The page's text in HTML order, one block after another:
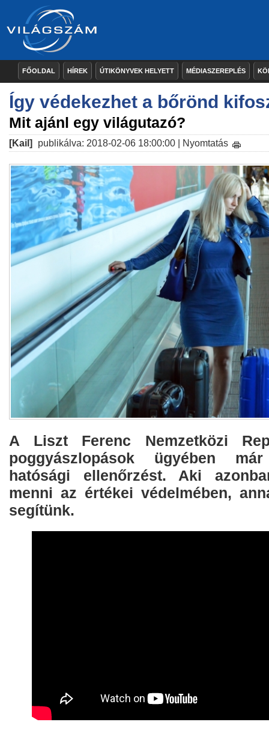
FŐOLDAL HÍREK ÚTIKÖNYVEK HELYETT MÉDIASZEREPLÉS
Így védekezhet a bőrönd
Mit ajánl egy világutazó?
[Kail] publikálva: 2018-02-06 18:00:00 | Nyomtatás
A Liszt Ferenc Nemzetközi
poggyászlopások ügyében
hatósági ellenőrzést. Aki
menni az értékei védelmében,
segítünk.